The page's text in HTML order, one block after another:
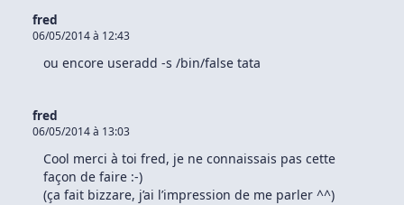
fred
06/05/2014 à 12:43
ou encore useradd -s /bin/false tata
fred
06/05/2014 à 13:03
Cool merci à toi fred, je ne connaissais pas cette
façon de faire :-)
(ça fait bizzare, j’ai l’impression de me parler ^^)